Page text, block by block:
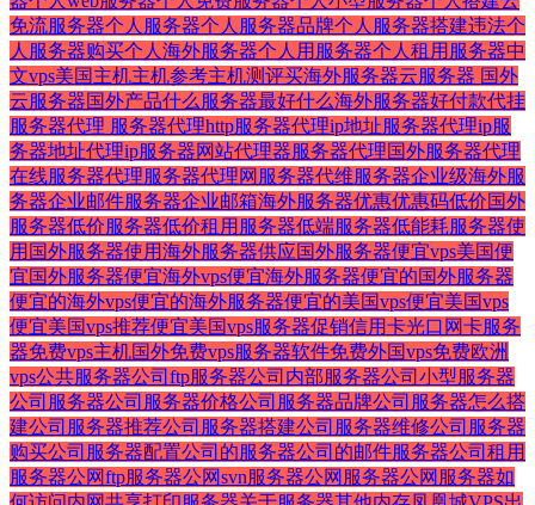
免流服务器个人服务器个人服务器品牌个人服务器搭建违法个
人服务器购买个人海外服务器个人用服务器个人租用服务器中
文vps美国主机主机参考主机测评买海外服务器云服务器 国外
云服务器国外产品什么服务器最好什么海外服务器好付款代挂
服务器代理 服务器代理http服务器代理ip地址服务器代理ip服
务器地址代理ip服务器网站代理器服务器代理国外服务器代理
在线服务器代理服务器代理网服务器代维服务器企业级海外服
务器企业邮件服务器企业邮箱海外服务器优惠优惠码低价国外
服务器低价服务器低价租用服务器低端服务器低能耗服务器使
用国外服务器使用海外服务器供应国外服务器便宜vps美国便
宜国外服务器便宜海外vps便宜海外服务器便宜的国外服务器
便宜的海外vps便宜的海外服务器便宜的美国vps便宜美国vps
便宜美国vps推荐便宜美国vps服务器促销信用卡光口网卡服务
器免费vps主机国外免费vps服务器软件免费外国vps免费欧洲
vps公共服务器公司ftp服务器公司内部服务器公司小型服务器
公司服务器公司服务器价格公司服务器品牌公司服务器怎么搭
建公司服务器推荐公司服务器搭建公司服务器维修公司服务器
购买公司服务器配置公司的服务器公司的邮件服务器公司租用
服务器公网ftp服务器公网svn服务器公网服务器公网服务器如